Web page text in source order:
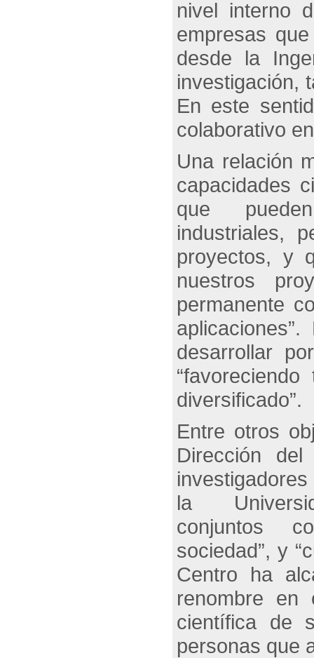
nivel interno
empresas
desde la
investigación,
En este
colaborativo
Una relación
capacidades
que
industriales,
proyectos, y
nuestros
permanente
aplicaciones”.
desarrollar
diversificado”.
Entre otros
Dirección
la
conjuntos
sociedad”, y
Centro ha
renombre en
científica de
personas que